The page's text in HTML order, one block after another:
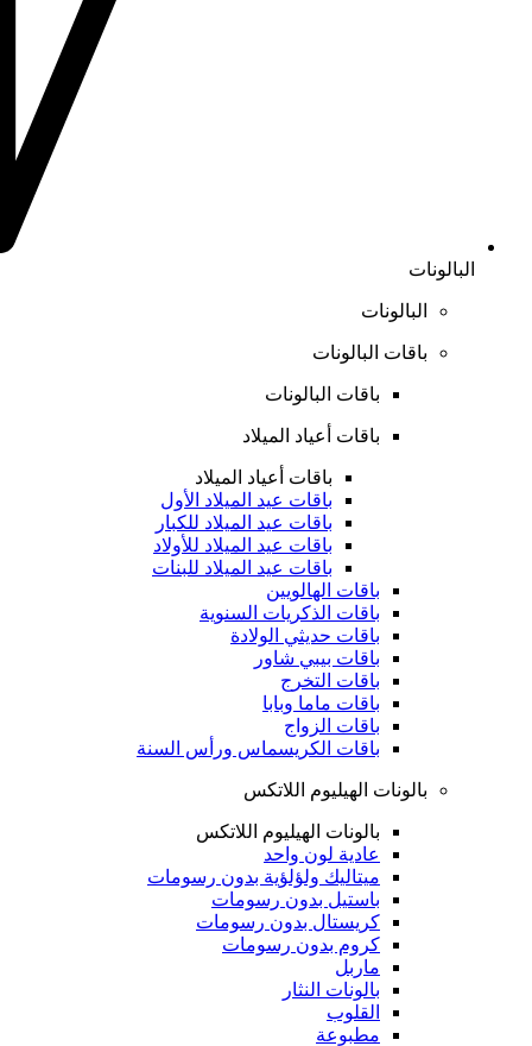
البالونات
البالونات
باقات البالونات
باقات البالونات
باقات أعياد الميلاد
باقات أعياد الميلاد
باقات عيد الميلاد الأول
باقات عيد الميلاد للكبار
باقات عيد الميلاد للأولاد
باقات عيد الميلاد للبنات
باقات الهالويين
باقات الذكريات السنوية
باقات حديثي الولادة
باقات بيبي شاور
باقات التخرج
باقات ماما وبابا
باقات الزواج
باقات الكريسماس ورأس السنة
بالونات الهيليوم اللاتكس
بالونات الهيليوم اللاتكس
عادية لون واحد
ميتاليك ولؤلؤية بدون رسومات
باستيل بدون رسومات
كريستال بدون رسومات
كروم بدون رسومات
ماربل
بالونات النثار
القلوب
مطبوعة